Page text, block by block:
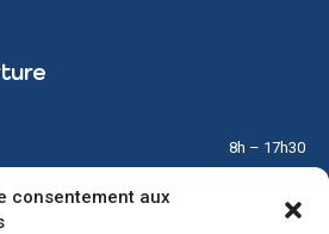
consentement aux
8h – 17h30
8h – 17h30